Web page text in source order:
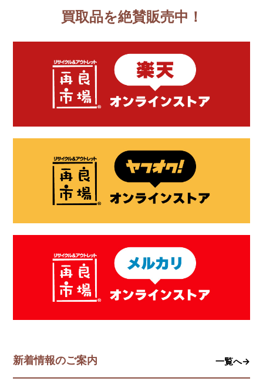
買取品を絶賛販売中！
新着情報のご案内 一覧へ→